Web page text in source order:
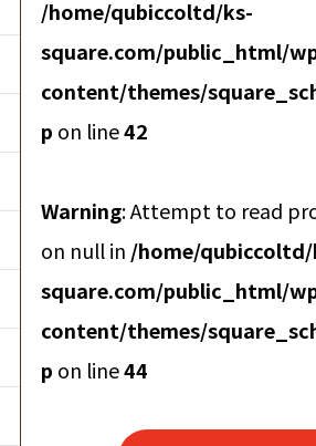
/home/qubiccoltd/ks-
square.com/public_html/
content/themes/
p on line42
Warning: Attempt to read
on null in /home/
square.com/public_html/
content/themes/
p on line44